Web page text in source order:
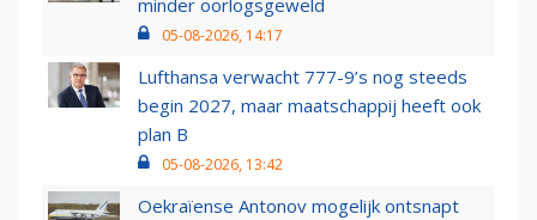
minder oorlogsgeweld
05-08-2026, 14:17
Lufthansa verwacht 777-9’s nog steeds
begin 2027, maar maatschappij heeft ook
plan B
05-08-2026, 13:42
Oekraïense Antonov mogelijk ontsnapt